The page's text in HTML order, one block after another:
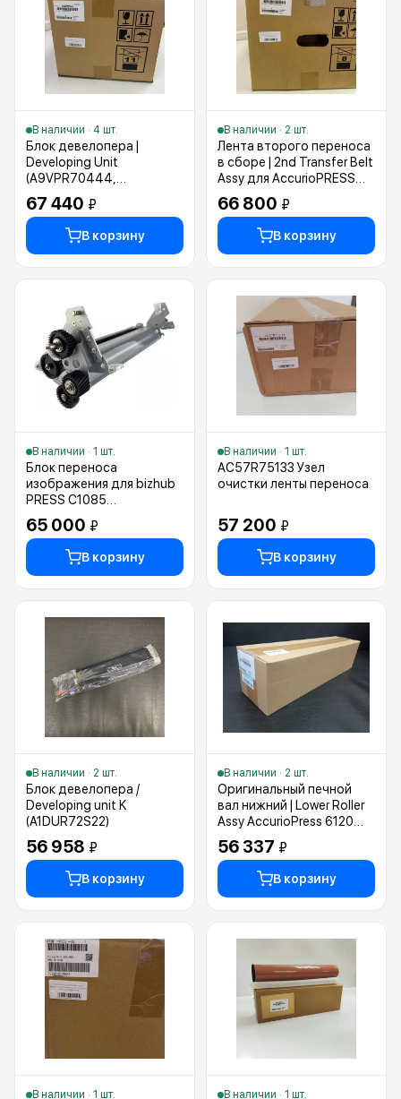
В наличии · 4 шт.
Блок девелопера |
Developing Unit
(A9VPR70444,
A9VPR70422,
A9VPR7044,A9VPR70455)
67 440 ₽
В корзину
В наличии · 2 шт.
Лента второго переноса
в сборе | 2nd Transfer Belt
Assy для AccurioPRESS
C6085 (A92WR70800)
66 800 ₽
В корзину
В наличии · 1 шт.
Блок переноса
изображения для bizhub
PRESS C1085
(A5AWR70400)
65 000 ₽
В корзину
В наличии · 1 шт.
AC57R75133 Узел
очистки ленты переноса
57 200 ₽
В корзину
В наличии · 2 шт.
Блок девелопера /
Developing unit K
(A1DUR72S22)
56 958 ₽
В корзину
В наличии · 2 шт.
Оригинальный печной
вал нижний | Lower Roller
Assy AccurioPress 6120
(A0G6R70300 |
A4EUR70V00
|A4EWR70E00 |
A4EUR70V00)
56 337 ₽
В корзину
В наличии · 1 шт. В наличии · 1 шт.